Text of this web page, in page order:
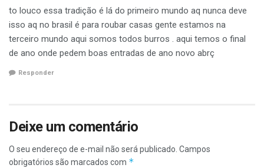
to louco essa tradição é lá do primeiro mundo aq nunca deve
isso aq no brasil é para roubar casas gente estamos na
terceiro mundo aqui somos todos burros . aqui temos o final
de ano onde pedem boas entradas de ano novo abrç
Responder
Deixe um comentário
O seu endereço de e-mail não será publicado. Campos
obrigatórios são marcados com *